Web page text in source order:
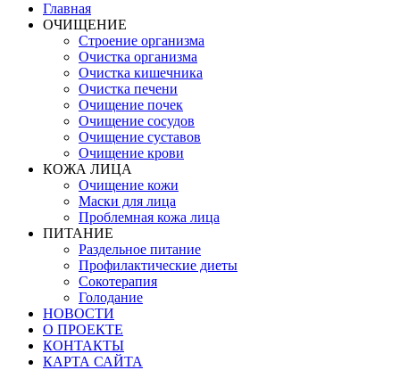
Главная
ОЧИЩЕНИЕ
Строение организма
Очистка организма
Очистка кишечника
Очистка печени
Очищение почек
Очищение сосудов
Очищение суставов
Очищение крови
КОЖА ЛИЦА
Очищение кожи
Маски для лица
Проблемная кожа лица
ПИТАНИЕ
Раздельное питание
Профилактические диеты
Сокотерапия
Голодание
НОВОСТИ
О ПРОЕКТЕ
КОНТАКТЫ
КАРТА САЙТА